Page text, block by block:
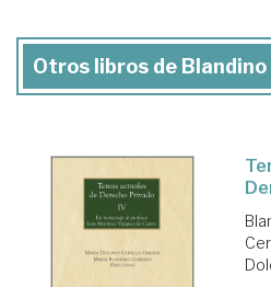
Otros libros de